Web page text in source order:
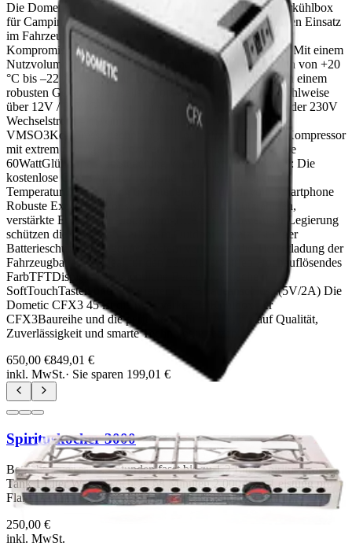
Die Dometic CFX3 45 ist eine HochleistungsKompressorkühlbox
für Camping, VanLife, OutdoorAbenteuer und den mobilen Einsatz
im Fahrzeug – entwickelt für alle, die unterwegs keine
Kompromisse bei Frische und Kühlung eingehen wollen. Mit einem
Nutzvolumen von 46 Litern und einem Temperaturbereich von +20
°C bis –22 °C vereint sie Kühlschrank und Tiefkühlbox in einem
robusten Gerät. Universelle Stromversorgung: Betrieb wahlweise
über 12V / 24V Gleichstrom (Auto, Wohnmobil, Solar) oder 230V
Wechselstrom – maximale Flexibilität für jeden Einsatzort
VMSO3Kompressortechnologie: Hocheffizienter, leiser Kompressor
mit extrem niedrigem Stromverbrauch – sparsamer als eine
60WattGlühbirne AppSteuerung via Bluetooth & WLAN: Die
kostenlose CFX3App für iOS und Android ermöglicht
Temperaturüberwachung und steuerung bequem vom Smartphone
Robuste ExoFrameKonstruktion: Stoßfeste Schutzrahmen,
verstärkte Ecken und Aluminiumgriffe aus hochwertiger Legierung
schützen die Box auch bei rauem OutdoorEinsatz 3stufiger
Batterieschutz: Intelligentes System verhindert die Tiefentladung der
Fahrzeugbatterie – ideal für den 12VDauerbetrieb Hochauflösendes
FarbTFTDisplay: Übersichtliche Bedienoberfläche mit
SoftTouchTasten und integriertem USBLadeanschluss (5V/2A) Die
Dometic CFX3 45 ist die meistverkaufte Kühlbox der
CFX3Baureihe und die perfekte Wahl für alle, die auf Qualität,
Zuverlässigkeit und smarte Technologie setzen.
650,00 €849,01 €
inkl. MwSt.· Sie sparen 199,01 €
Spirituskocher 3000
Betriebsdauer ca. 4,5 Stunden fasst bis zu 1,2 Liter Spiritus pro
Tank 1 Liter Wasser kocht in 68 Minuten 2.000 Watt Leistung pro
Flamme Robuste Konstruktion aus rostfreiem Edelstahl
250,00 €
inkl. MwSt.